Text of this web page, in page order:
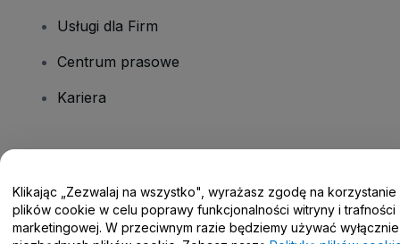
Usługi dla Firm
Centrum prasowe
Kariera
Centrum pomocy / Skontaktuj się z nami
Klikając „Zezwalaj na wszystko", wyrażasz zgodę na korzystanie
plików cookie w celu poprawy funkcjonalności witryny i trafności
marketingowej. W przeciwnym razie będziemy używać wyłącznie